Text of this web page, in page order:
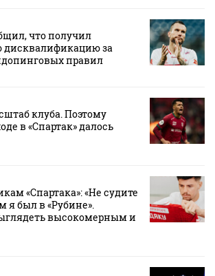
что получил
за
правил
клуба. Поэтому
в «Спартак» далось
«Спартака»: «Не судите
я был в «Рубине».
высокомерным и